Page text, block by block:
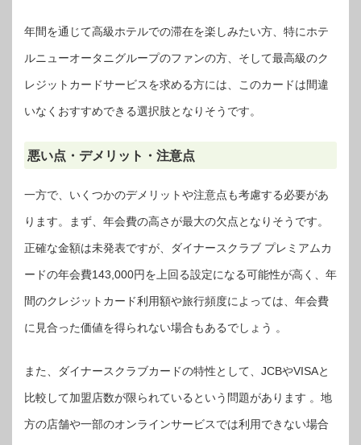
年間を通じて高級ホテルでの滞在を楽しみたい方、特にホテ
ルニューオータニグループのファンの方、そして最高級のク
レジットカードサービスを求める方には、このカードは間違
いなくおすすめできる選択肢となりそうです。
悪い点・デメリット・注意点
一方で、いくつかのデメリットや注意点も考慮する必要があ
ります。まず、年会費の高さが最大の欠点となりそうです。
正確な金額は未発表ですが、ダイナースクラブ プレミアムカ
ードの年会費143,000円を上回る設定になる可能性が高く、年
間のクレジットカード利用額や旅行頻度によっては、年会費
に見合った価値を得られない場合もあるでしょう 。
また、ダイナースクラブカードの特性として、JCBやVISAと
比較して加盟店数が限られているという問題があります 。地
方の店舗や一部のオンラインサービスでは利用できない場合